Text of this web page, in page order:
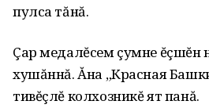
пулса тăнă.
Çар медалĕсем çумне ĕçшĕн
хушăннă. Ăна „Красная
тивĕçлĕ колхозникĕ ят панă.